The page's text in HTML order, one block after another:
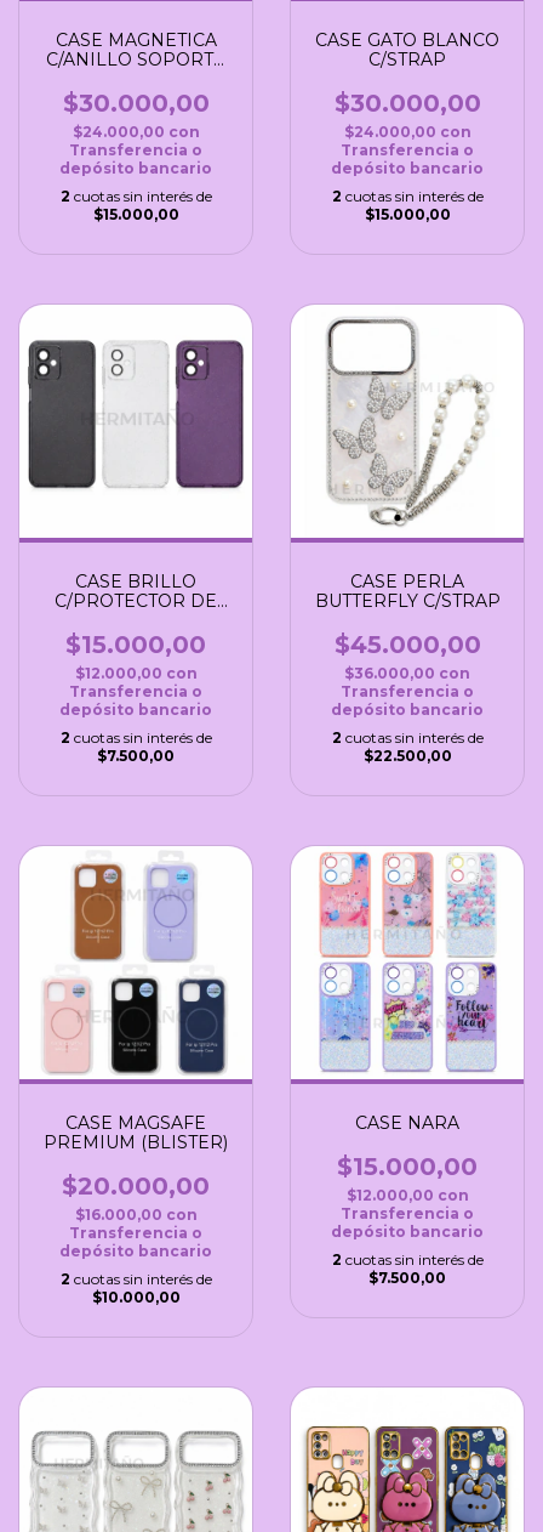
CASE MAGNETICA
C/ANILLO SOPORTE
CAMARA
$30.000,00
$24.000,00 con
Transferencia o
depósito bancario
2 cuotas sin interés de
$15.000,00
CASE GATO BLANCO
C/STRAP
$30.000,00
$24.000,00 con
Transferencia o
depósito bancario
2 cuotas sin interés de
$15.000,00
CASE BRILLO
C/PROTECTOR DE
$15.000,00
$12.000,00 con
Transferencia o
depósito bancario
2 cuotas sin interés de
$7.500,00
CASE PERLA
BUTTERFLY C/STRAP
$45.000,00
$36.000,00 con
Transferencia o
depósito bancario
2 cuotas sin interés de
$22.500,00
CASE MAGSAFE
PREMIUM (BLISTER)
$20.000,00
$16.000,00 con
Transferencia o
depósito bancario
2 cuotas sin interés de
$10.000,00
CASE NARA
$15.000,00
$12.000,00 con
Transferencia o
depósito bancario
2 cuotas sin interés de
$7.500,00